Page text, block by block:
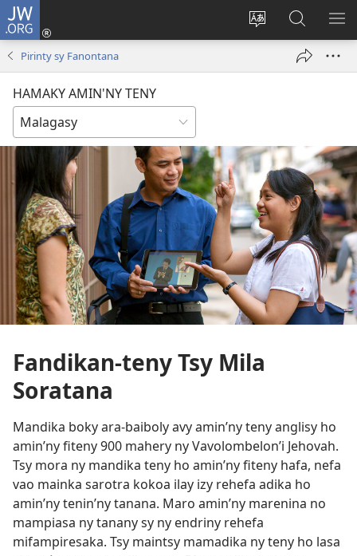
JW.ORG
Hiova
Hiditra
(manokatra
ato
Amin’ny
Pirinty sy Fanontana
HAMAKY AMIN'NY TENY
Fandikan-teny Tsy Mila
Soratana
Mandika boky ara-baiboly avy amin’ny teny anglisy ho
amin’ny fiteny 900 mahery ny Vavolombelon’i Jehovah.
Tsy mora ny mandika teny ho amin’ny fiteny hafa, nefa
vao mainka sarotra kokoa ilay izy rehefa adika ho
amin’ny tenin’ny tanana. Maro amin’ny marenina no
mampiasa ny tanany sy ny endriny rehefa
mifampiresaka. Tsy maintsy mamadika ny teny ho lasa